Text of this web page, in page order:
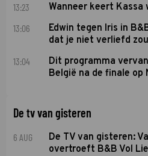
13:23 Wanneer keert
13:06
Edwin tegen Iris in
dat je niet verliefd
13:04
Dit programma
België na de finale op
De tv van gisteren
6 AUG
De TV van gisteren:
overtroeft B&B Vol